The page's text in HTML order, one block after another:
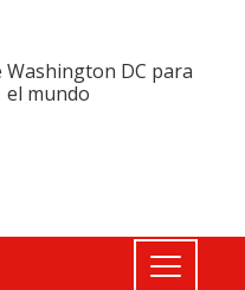
Washington DC para
el mundo